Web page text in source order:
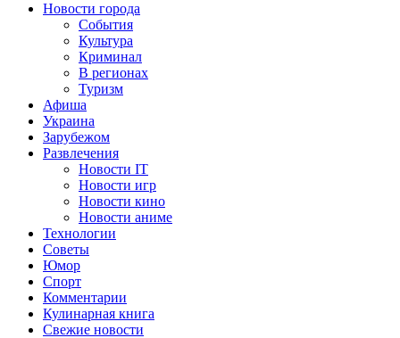
Новости города
События
Культура
Криминал
В регионах
Туризм
Афиша
Украина
Зарубежом
Развлечения
Новости IT
Новости игр
Новости кино
Новости аниме
Технологии
Советы
Юмор
Спорт
Комментарии
Кулинарная книга
Свежие новости